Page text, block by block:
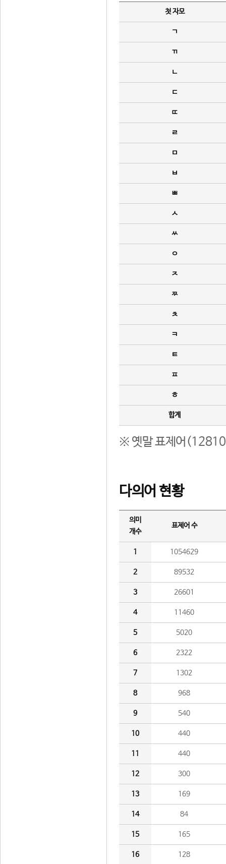
첫 자모
ㄱ
ㄲ
ㄴ
ㄷ
ㄸ
ㄹ
ㅁ
ㅂ
ㅃ
ㅅ
ㅆ
ㅇ
ㅈ
ㅉ
ㅊ
ㅋ
ㅌ
ㅍ
ㅎ
합계
※ 옛말 표제어(12810
다의어 현황
의미
개수
표제어 수
1 1054629
2 89532
3 26601
4 11460
5 5020
6 2322
7 1302
8 968
9 540
10 440
11 440
12 300
13 169
14 84
15 165
16 128